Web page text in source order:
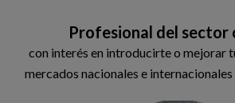
Profesional del sector
con interés en introducirte o mejorar
mercados nacionales e